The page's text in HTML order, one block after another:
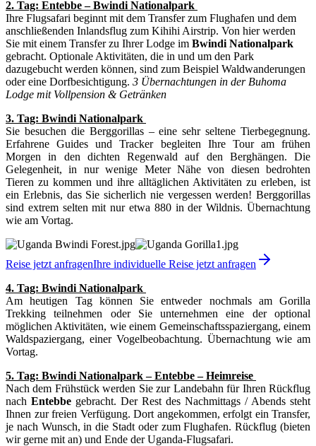
2. Tag: Entebbe – Bwindi Nationalpark
Ihre Flugsafari beginnt mit dem Transfer zum Flughafen und dem
anschließenden Inlandsflug zum Kihihi Airstrip. Von hier werden
Sie mit einem Transfer zu Ihrer Lodge im Bwindi Nationalpark
gebracht. Optionale Aktivitäten, die in und um den Park
dazugebucht werden können, sind zum Beispiel Waldwanderungen
oder eine Dorfbesichtigung. 3 Übernachtungen in der Buhoma
Lodge mit Vollpension & Getränken
3. Tag: Bwindi Nationalpark
Sie besuchen die Berggorillas – eine sehr seltene Tierbegegnung.
Erfahrene Guides und Tracker begleiten Ihre Tour am frühen
Morgen in den dichten Regenwald auf den Berghängen. Die
Gelegenheit, in nur wenige Meter Nähe von diesen bedrohten
Tieren zu kommen und ihre alltäglichen Aktivitäten zu erleben, ist
ein Erlebnis, das Sie sicherlich nie vergessen werden! Berggorillas
sind extrem selten mit nur etwa 880 in der Wildnis. Übernachtung
wie am Vortag.
Reise jetzt anfragenIhre individuelle Reise jetzt anfragen
4. Tag: Bwindi Nationalpark
Am heutigen Tag können Sie entweder nochmals am Gorilla
Trekking teilnehmen oder Sie unternehmen eine der optional
möglichen Aktivitäten, wie einem Gemeinschaftsspaziergang, einem
Waldspaziergang, einer Vogelbeobachtung. Übernachtung wie am
Vortag.
5. Tag: Bwindi Nationalpark – Entebbe – Heimreise
Nach dem Frühstück werden Sie zur Landebahn für Ihren Rückflug
nach Entebbe gebracht. Der Rest des Nachmittags / Abends steht
Ihnen zur freien Verfügung. Dort angekommen, erfolgt ein Transfer,
je nach Wunsch, in die Stadt oder zum Flughafen. Rückflug (bieten
wir gerne mit an) und Ende der Uganda-Flugsafari.